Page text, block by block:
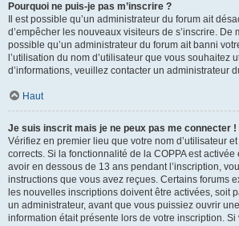
Pourquoi ne puis-je pas m’inscrire ?
Il est possible qu’un administrateur du forum ait
d’empêcher les nouveaux visiteurs de s’inscrire. De
possible qu’un administrateur du forum ait banni
l’utilisation du nom d’utilisateur que vous souhaitez
d’informations, veuillez contacter un administrateur
Haut
Je suis inscrit mais je ne peux pas me connecter !
Vérifiez en premier lieu que votre nom d’utilisateur
corrects. Si la fonctionnalité de la COPPA est
avoir en dessous de 13 ans pendant l’inscription,
instructions que vous avez reçues. Certains forums
les nouvelles inscriptions doivent être activées, soit
un administrateur, avant que vous puissiez ouvrir
information était présente lors de votre inscription. Si